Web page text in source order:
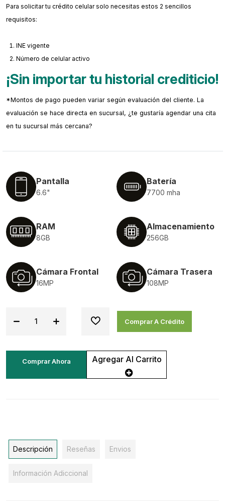
Para solicitar tu crédito celular solo necesitas estos 2 sencillos
requisitos:
INE vigente
Número de celular activo
¡Sin importar tu historial crediticio!
*Montos de pago pueden variar según evaluación del cliente. La
evaluación se hace directa en sucursal, ¿te gustaría agendar una cita
en tu sucursal más cercana?
Pantalla
6.6"
Batería
7700 mha
RAM
8GB
Almacenamiento
256GB
Cámara Frontal
16MP
Cámara Trasera
108MP
Comprar A Crédito
Comprar Ahora Agregar Al Carrito
Descripción Reseñas Envios
Información Adiccional